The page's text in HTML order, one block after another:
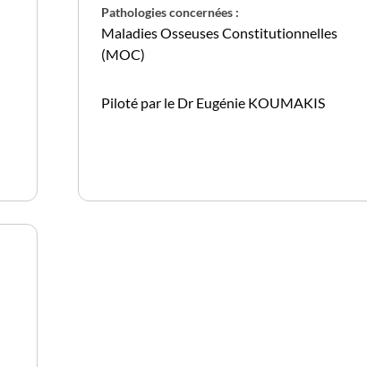
Pathologies concernées :
Maladies Osseuses Constitutionnelles
(MOC)
Piloté par le Dr Eugénie KOUMAKIS